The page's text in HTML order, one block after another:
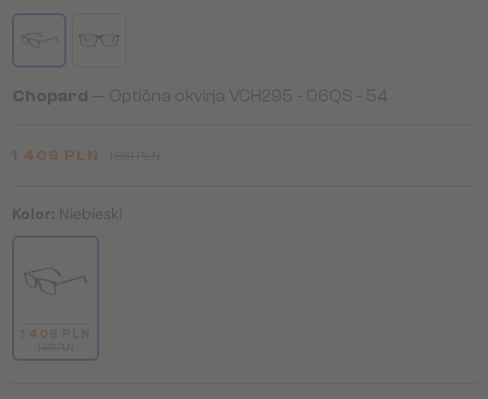
Chopard — Optična okvirja VCH295 - 06QS - 54
1 409 PLN
Kolor: Niebieski
1 409 PLN